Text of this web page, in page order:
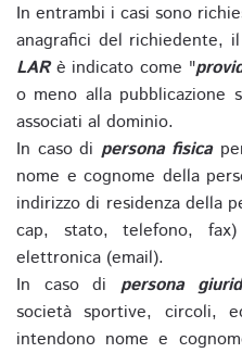
In entrambi i casi sono
anagrafici del richiedente, il
LARè indicato come "
o meno alla pubblicazione
associati al dominio.
In caso di persona fisica
nome e cognome della
indirizzo di residenza della
cap, stato, telefono,
elettronica (email).
In caso di persona
società sportive, circoli,
intendono nome e